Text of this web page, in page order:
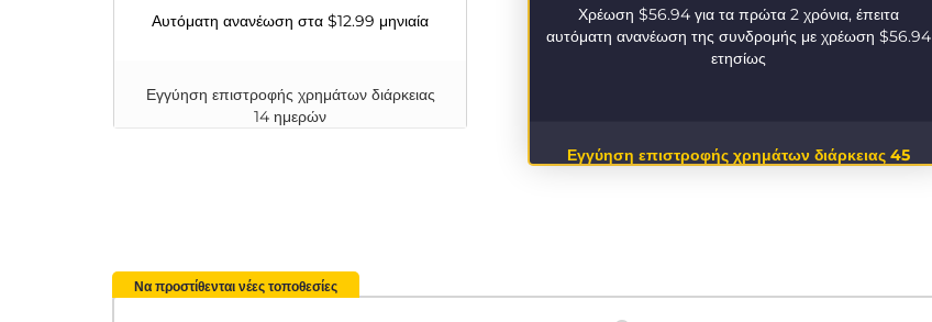
Χρέωση $56.94 για τα πρώτα 2 χρόνια, έπειτα
αυτόματη ανανέωση της συνδρομής με χρέωση $56.94
ετησίως
Εγγύηση επιστροφής χρημάτων διάρκειας 45
Αυτόματη ανανέωση στα $12.99 μηνιαία
Εγγύηση επιστροφής χρημάτων διάρκειας
14 ημερών
Να προστίθενται νέες τοποθεσίες